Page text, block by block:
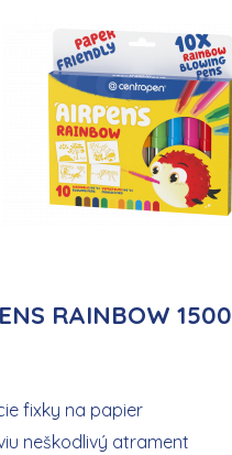
RAINBOW 1500
fixky na papier
neškodlivý atrament